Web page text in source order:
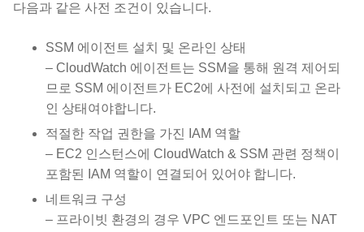
다음과 같은 사전 조건이 있습니다.
SSM 에이전트 설치 및 온라인 상태
– CloudWatch 에이전트는 SSM을 통해 원격 제어되
므로 SSM 에이전트가 EC2에 사전에 설치되고 온라
인 상태여야합니다.
적절한 작업 권한을 가진 IAM 역할
– EC2 인스턴스에 CloudWatch & SSM 관련 정책이
포함된 IAM 역할이 연결되어 있어야 합니다.
네트워크 구성
– 프라이빗 환경의 경우 VPC 엔드포인트 또는 NAT